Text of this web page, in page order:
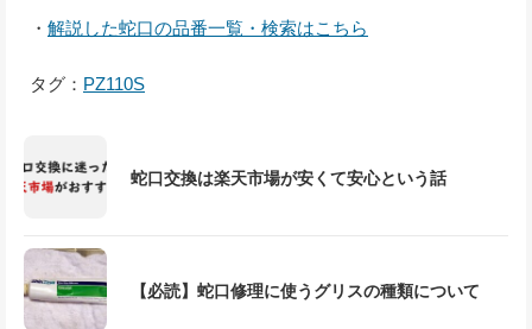
・ 解説した蛇口の品番一覧・検索はこちら
タグ： PZ110S
蛇口交換は楽天市場が安くて安心という話
【必読】蛇口修理に使うグリスの種類について